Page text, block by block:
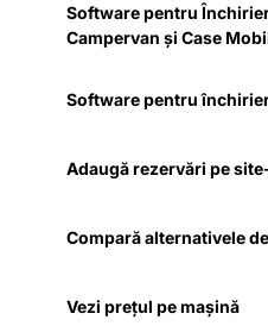
Software pentru
Campervan și Case
Software pentru
Adaugă rezervări pe
Compară alternativele
Vezi prețul pe mașină